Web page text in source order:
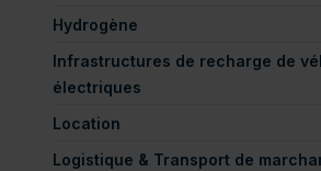
Hydrogène
Infrastructures de recharge de
électriques
Location
Logistique & Transport de